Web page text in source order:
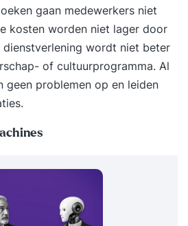
gaan medewerkers niet
kosten worden niet lager door
dienstverlening wordt niet beter
of cultuurprogramma. Al
geen problemen op en leiden